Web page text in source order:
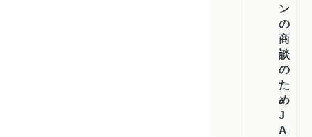
ン
の
商
談
の
た
め
J
A